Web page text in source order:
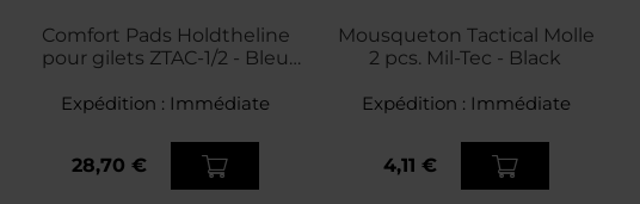
Comfort Pads Holdtheline
pour gilets ZTAC-1/2 - Bleu
Expédition : Immédiate
28,70 €
Mousqueton Tactical Molle
2 pcs. Mil-Tec - Black
Expédition : Immédiate
4,11 €